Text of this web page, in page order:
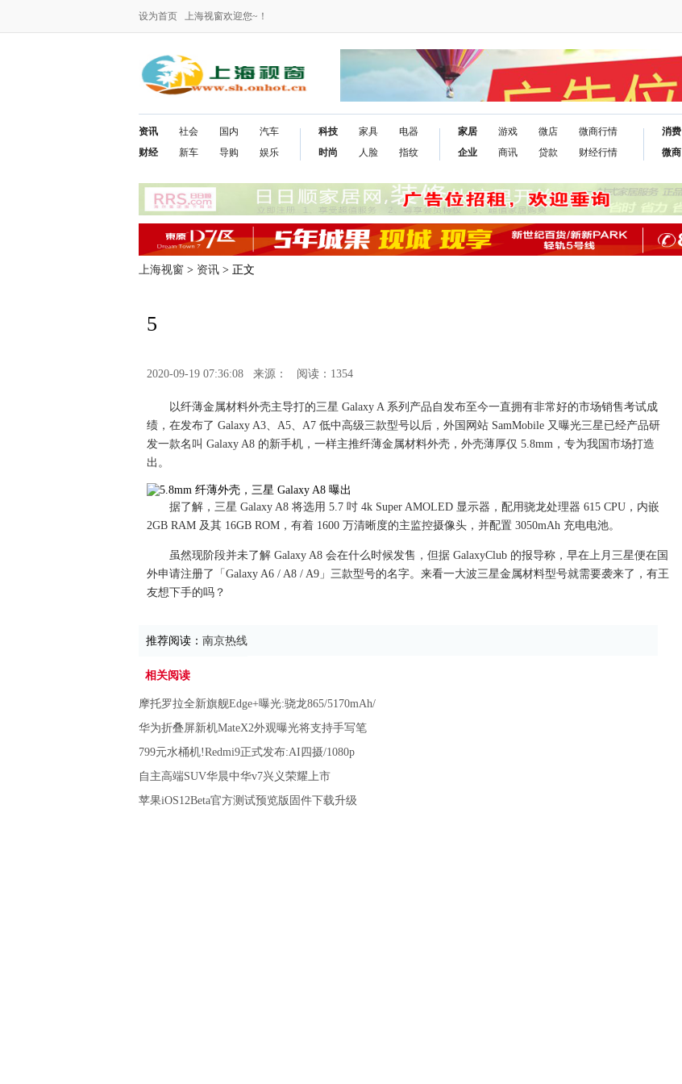
设为首页 上海视窗欢迎您~！
资讯
财经
社会
新车
国内
导购
汽车
娱乐
科技
时尚
家具
人脸
电器
指纹
家居
企业
游戏
商讯
微店
贷款
微商行情
财经行情
消费
微商
上海视窗 > 资讯 > 正文
5
2020-09-19 07:36:08 来源： 阅读：1354
以纤薄金属材料外壳主导打的三星 Galaxy A 系列产品自发布至今一直拥有非常好的市场销售考试成
绩，在发布了 Galaxy A3、A5、A7 低中高级三款型号以后，外国网站 SamMobile 又曝光三星已经产品研
发一款名叫 Galaxy A8 的新手机，一样主推纤薄金属材料外壳，外壳薄厚仅 5.8mm，专为我国市场打造
出。
据了解，三星 Galaxy A8 将选用 5.7 吋 4k Super AMOLED 显示器，配用骁龙处理器 615 CPU，内嵌
2GB RAM 及其 16GB ROM，有着 1600 万清晰度的主监控摄像头，并配置 3050mAh 充电电池。
虽然现阶段并未了解 Galaxy A8 会在什么时候发售，但据 GalaxyClub 的报导称，早在上月三星便在国
外申请注册了「Galaxy A6 / A8 / A9」三款型号的名字。来看一大波三星金属材料型号就需要袭来了，有王
友想下手的吗？
推荐阅读： 南京热线
相关阅读
摩托罗拉全新旗舰Edge+曝光:骁龙865/5170mAh/
华为折叠屏新机MateX2外观曝光将支持手写笔
799元水桶机!Redmi9正式发布:AI四摄/1080p
自主高端SUV华晨中华v7兴义荣耀上市
苹果iOS12Beta官方测试预览版固件下载升级